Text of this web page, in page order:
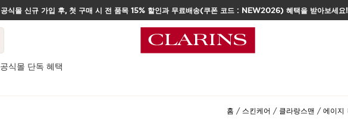
공식몰 신규 가입 후, 첫 구매 시 전 품목 15% 할인과 무료배송(쿠폰 코드 : NEW2026) 혜택을 받아보세요!
공식몰 단독 혜택
홈 스킨케어 클라랑스맨 에이지